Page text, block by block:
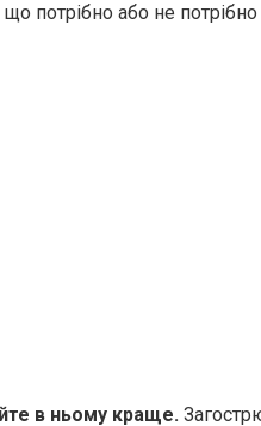
потрібно або не
в ньому краще.